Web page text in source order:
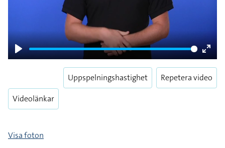
Play
Enter
Videolänkar
Uppspelningshastighet Repetera video
Visa foton